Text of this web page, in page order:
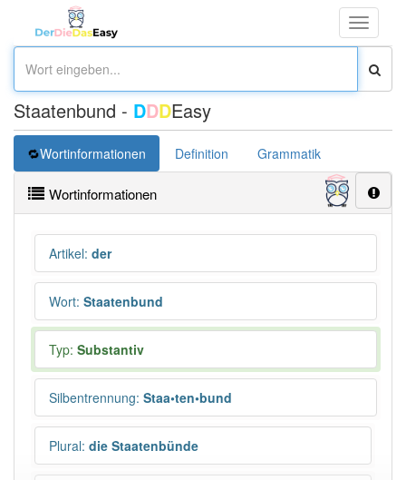
Toggle
Staatenbund - DDDEasy
Wortinformationen Definition Grammatik
Wortinformationen
Artikel: der
Wort: Staatenbund
Typ: Substantiv
Silbentrennung: Staa•ten•bund
Plural: die Staatenbünde